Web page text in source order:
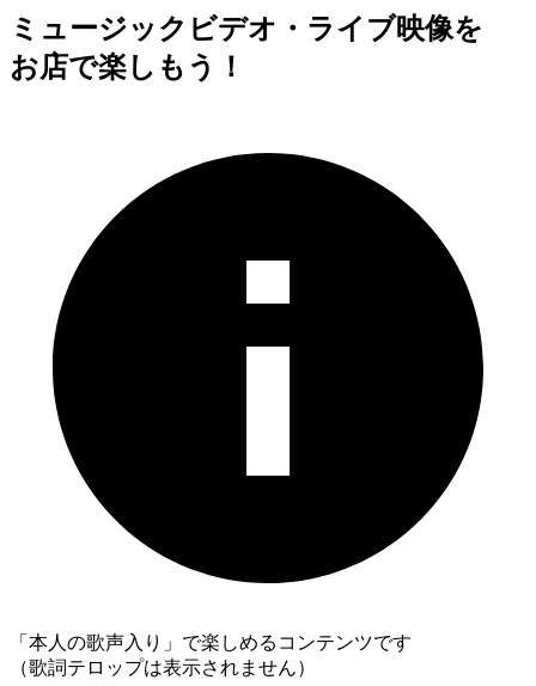
ミュージックビデオ・ライブ映像を
お店で楽しもう！
「本人の歌声入り」で楽しめるコンテンツです
（歌詞テロップは表示されません）